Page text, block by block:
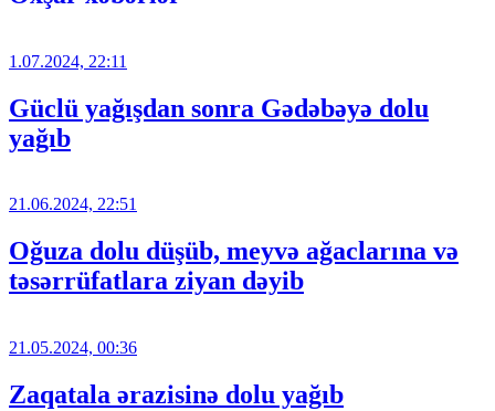
1.07.2024, 22:11
Güclü yağışdan sonra Gədəbəyə dolu
yağıb
21.06.2024, 22:51
Oğuza dolu düşüb, meyvə ağaclarına və
təsərrüfatlara ziyan dəyib
21.05.2024, 00:36
Zaqatala ərazisinə dolu yağıb